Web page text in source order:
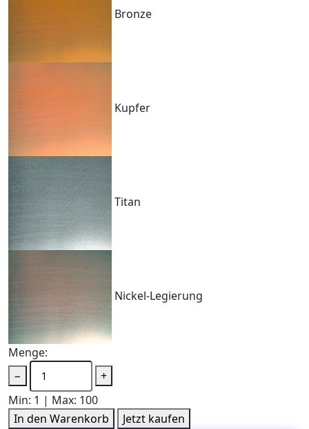
Bronze
Kupfer
Titan
Nickel-Legierung
Menge:
−
+
Min: 1 | Max: 100
In den Warenkorb
Jetzt kaufen